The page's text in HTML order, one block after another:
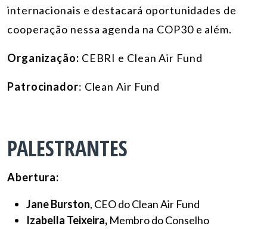
internacionais e destacará oportunidades de
cooperação nessa agenda na COP30 e além.
Organização: CEBRI e Clean Air Fund
Patrocinador: Clean Air Fund
PALESTRANTES
Abertura:
Jane Burston, CEO do Clean Air Fund
Izabella Teixeira, Membro do Conselho